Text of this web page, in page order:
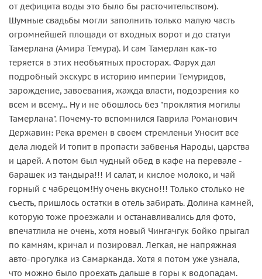
от дефицита воды это было бы расточительством).
Шумные свадьбы могли заполнить только малую часть
огромнейшей площади от входных ворот и до статуи
Тамерлана (Амира Темура). И сам Тамерлан как-то
теряется в этих необъятных просторах. Фарух дал
подробный экскурс в историю империи Темуридов,
зарождение, завоевания, жажда власти, подозрения ко
всем и всему... Ну и не обошлось без "проклятия могилы
Тамерлана". Почему-то вспомнился Гаврила Романович
Державин: Река времен в своем стремленьи Уносит все
дела людей И топит в пропасти забвенья Народы, царства
и царей. А потом был чудный обед в кафе на перевале -
барашек из тандыра!!! И салат, и кислое молоко, и чай
горный с чабрецом!Ну очень вкусно!!! Только столько не
съесть, пришлось остатки в отель забирать. Долина камней,
которую тоже проезжали и останавливались для фото,
впечатлила не очень, хотя новый Чингачгук бойко прыгал
по камням, кричал и позировал. Легкая, не напряжная
авто-прогулка из Самарканда. Хотя я потом уже узнала,
что можно было проехать дальше в горы к водопадам.